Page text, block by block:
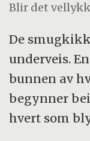
Blir det
De
underveis.
bunnen av
begynner
hvert som